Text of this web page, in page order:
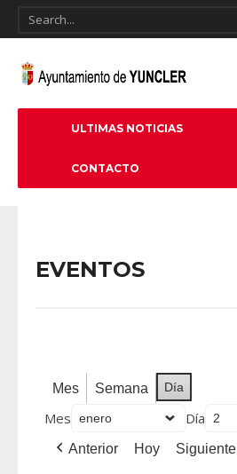
ULTIMAS NOTICIAS
CONTACTO
EVENTOS
Mes Semana Día
Mes Día
Anterior Hoy Siguiente